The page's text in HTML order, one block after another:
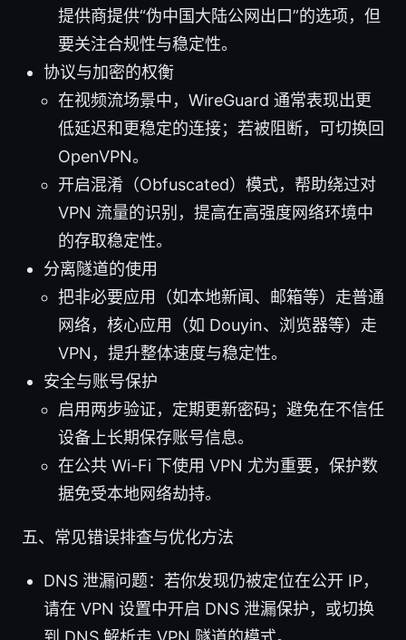
提供商提供“伪中国大陆公网出口”的选项，但
要关注合规性与稳定性。
协议与加密的权衡
在视频流场景中，WireGuard 通常表现出更
低延迟和更稳定的连接；若被阻断，可切换回
OpenVPN。
开启混淆（Obfuscated）模式，帮助绕过对
VPN 流量的识别，提高在高强度网络环境中
的存取稳定性。
分离隧道的使用
把非必要应用（如本地新闻、邮箱等）走普通
网络，核心应用（如 Douyin、浏览器等）走
VPN，提升整体速度与稳定性。
安全与账号保护
启用两步验证，定期更新密码；避免在不信任
设备上长期保存账号信息。
在公共 Wi-Fi 下使用 VPN 尤为重要，保护数
据免受本地网络劫持。
五、常见错误排查与优化方法
DNS 泄漏问题：若你发现仍被定位在公开 IP，
请在 VPN 设置中开启 DNS 泄漏保护，或切换